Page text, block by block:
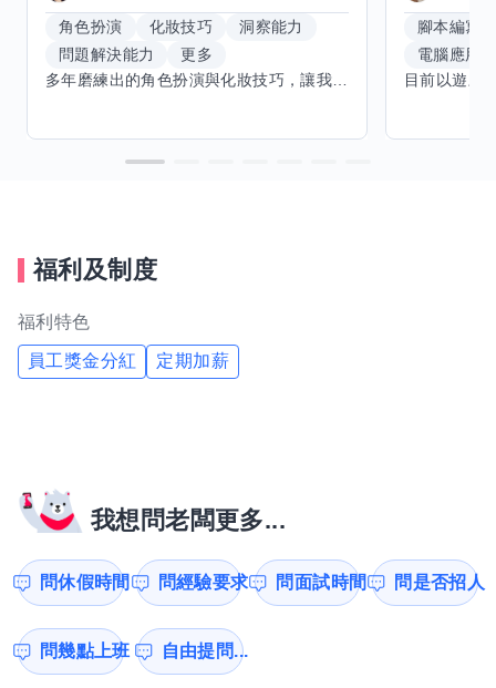
角色扮演 化妝技巧
洞察能力
問題解決能力
更多
腳本編寫
電腦應用
福利及制度
福利特色
員工獎金分紅 定期加薪
我想問老闆更多...
問休假時間 問經驗要求 問面試時間 問是否招人
問幾點上班 自由提問...